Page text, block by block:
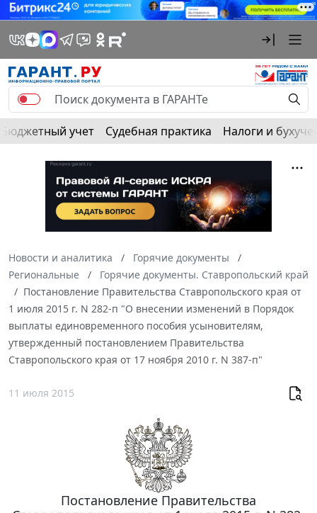
Бюджетный учет Судебная практика Налоги и
Новости и аналитика
Горячие документы
Региональные
Горячие документы. Ставропольский край
Постановление Правительства Ставропольского края от
1 июля 2015 г. N 282-п "О внесении изменений в Порядок
выплаты единовременного пособия усыновителям,
утвержденный постановлением Правительства
Ставропольского края от 17 ноября 2010 г. N 387-п"
11 июля 2015
Постановление Правительства